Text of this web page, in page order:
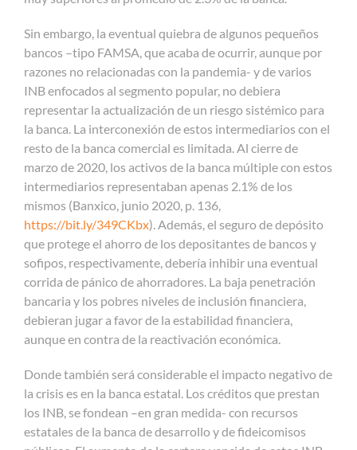
Sin embargo, la eventual quiebra de algunos pequeños
bancos –tipo FAMSA, que acaba de ocurrir, aunque por
razones no relacionadas con la pandemia- y de varios
INB enfocados al segmento popular, no debiera
representar la actualización de un riesgo sistémico para
la banca. La interconexión de estos intermediarios con el
resto de la banca comercial es limitada. Al cierre de
marzo de 2020, los activos de la banca múltiple con estos
intermediarios representaban apenas 2.1% de los
mismos (Banxico, junio 2020, p. 136,
https://bit.ly/349CKbx). Además, el seguro de depósito
que protege el ahorro de los depositantes de bancos y
sofipos, respectivamente, debería inhibir una eventual
corrida de pánico de ahorradores. La baja penetración
bancaria y los pobres niveles de inclusión financiera,
debieran jugar a favor de la estabilidad financiera,
aunque en contra de la reactivación económica.
Donde también será considerable el impacto negativo de
la crisis es en la banca estatal. Los créditos que prestan
los INB, se fondean –en gran medida- con recursos
estatales de la banca de desarrollo y de fideicomisos